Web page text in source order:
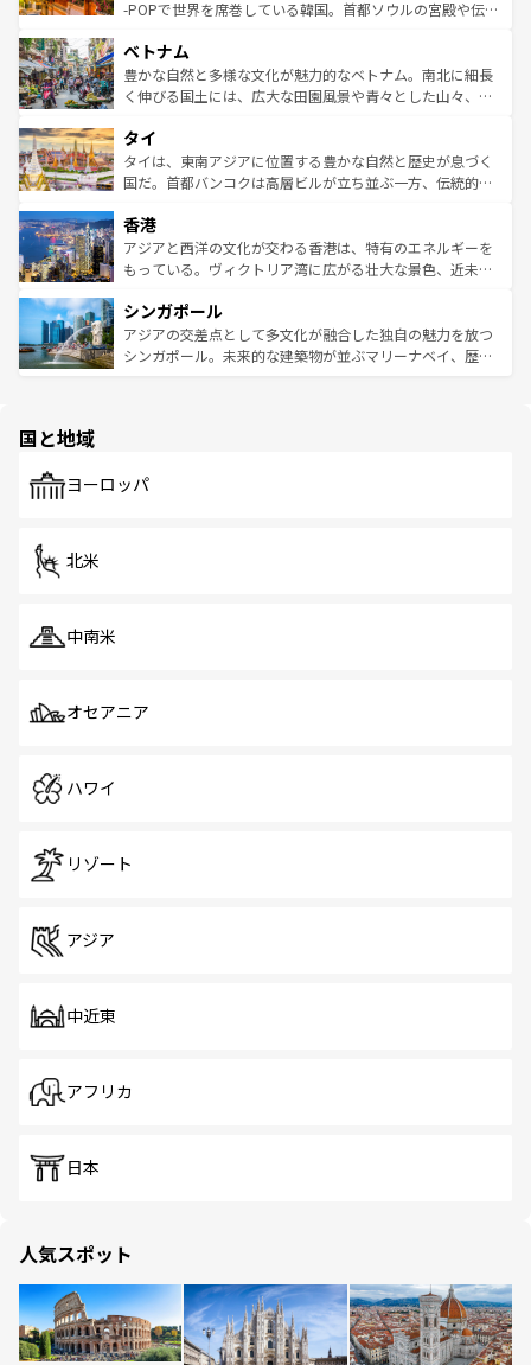
い。オーストラリアの多彩な魅力を存分に味わいつくそ
参照してほしい。
驚きをもたらしてくれる。また、奥深い台湾の食文化も魅
容にもいいと評判のスイーツなど、バラエティ豊かな料理
が味わえる。 なお、新着の台湾情報は コンテンツ一覧を参
照してほしい。
-POPで世界を席巻している韓国。首都ソウルの宮殿や伝統
き、地方に足を延ばせば四季折々の自然美を楽しむことが
できる。そして、キムチや焼肉、絶品のストリートフード
まで、さまざまな韓国料理が待っている。夜には、韓国な
リティに包まれながら、韓国の多彩な魅力を心ゆくまで味
わってみてほしい。 なお、新着の韓国情報はコンテンツ一
覧を参照してほしい。
ベトナム
豊かな自然と多様な文化が魅力的なベトナム。南北に細長
く伸びる国土には、広大な田園風景や青々とした山々、世
急速な発展と共に伝統が息づく。ハノイの古い町並みやホ
ーチミン市のフランス統治時代の建物も、独特の雰囲気を
醸し出している。また、バラエティの豊かさとおいしさで
とつ。フォーやバインミー、ベトナムコーヒーなどは、ぜ
ひ現地で味わいたい。どの地域を訪れてもあたたかい人々
が旅行者を迎えてくれるので、きっと忘れられない旅にな
参照してほしい。
タイ
タイは、東南アジアに位置する豊かな自然と歴史が息づく
国だ。首都バンコクは高層ビルが立ち並ぶ一方、伝統的な
の活気が交差している。北部ではチェンマイなどの山岳地
帯で自然と触れ合い、南部ではプーケットやクラビの美し
いビーチでリゾート気分を楽しむことができる。タイ料理
激する。気候は一年中温暖で、どの季節にも異なる楽しみ
が待っている。親しみやすいタイの人々、仏教を中心とし
た文化、そして多様な観光資源が、訪れる旅人を魅了し続
香港
アジアと西洋の文化が交わる香港は、特有のエネルギーを
もっている。ヴィクトリア湾に広がる壮大な景色、近未来
み、どこを訪れても感動するはず。観光スポットが密集し
ており、効率よく見どころを回れるのも魅力。息をのむよ
うな絶景から文化的な体験まで、香港を存分に楽しみ尽く
シンガポール
アジアの交差点として多文化が融合した独自の魅力を放つ
シンガポール。未来的な建築物が並ぶマリーナベイ、歴史
で、ホーカーズは地元の風情を楽しめる外せないスポット
国と地域
ヨーロッパ
北米
中南米
オセアニア
ハワイ
リゾート
アジア
中近東
アフリカ
日本
人気スポット